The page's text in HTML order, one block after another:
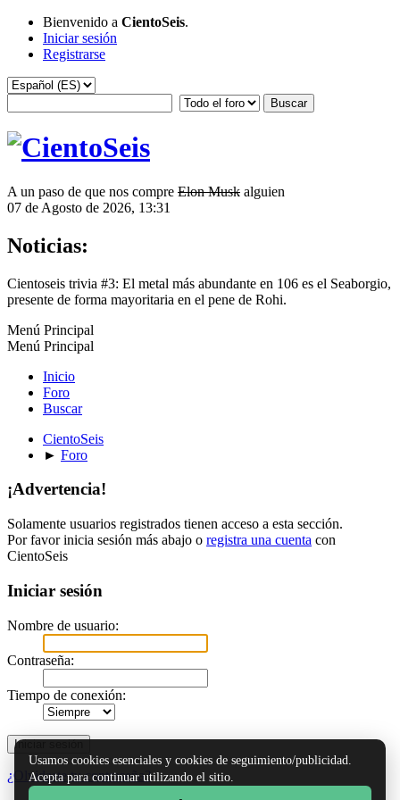
Bienvenido a CientoSeis.
Iniciar sesión
Registrarse
A un paso de que nos compre Elon Musk alguien
07 de Agosto de 2026, 13:31
Noticias:
Cientoseis trivia #3: El metal más abundante en 106 es el Seaborgio,
presente de forma mayoritaria en el pene de Rohi.
Menú Principal
Menú Principal
Inicio
Foro
Buscar
CientoSeis
► Foro
¡Advertencia!
Solamente usuarios registrados tienen acceso a esta sección.
Por favor inicia sesión más abajo o registra una cuenta con
CientoSeis
Iniciar sesión
Nombre de usuario:
Contraseña:
Tiempo de conexión:
¿Olvidaste tu contraseña?
Usamos cookies esenciales y cookies de seguimiento/publicidad.
Acepta para continuar utilizando el sitio.